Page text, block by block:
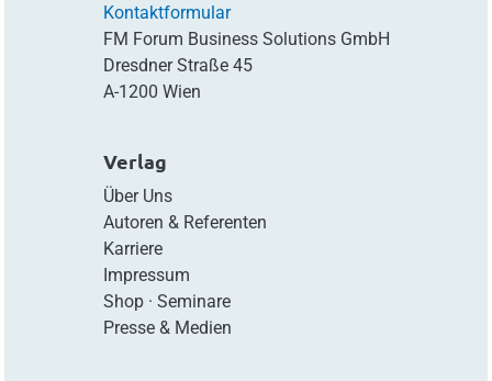
Kontaktformular
FM Forum Business Solutions GmbH
Dresdner Straße 45
A-1200 Wien
Verlag
Über Uns
Autoren & Referenten
Karriere
Impressum
Shop· Seminare
Presse & Medien